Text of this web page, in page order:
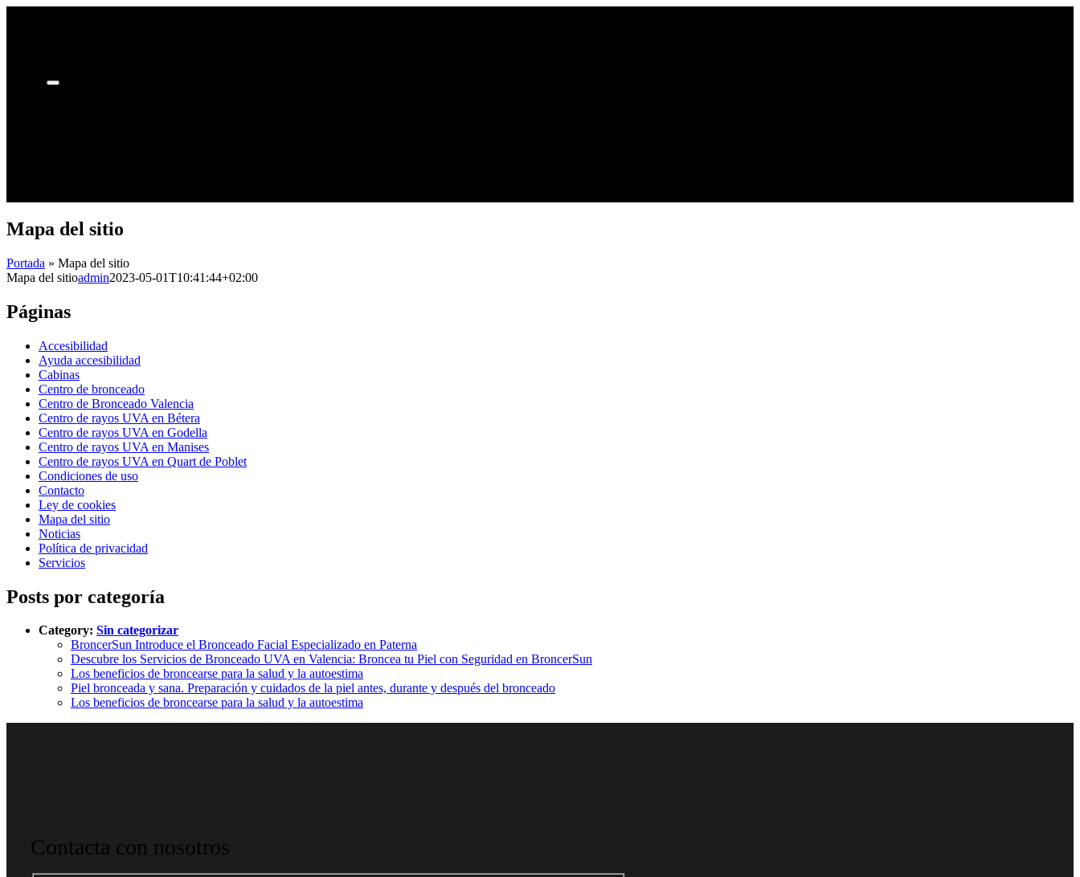
Toggle
Mapa del sitio
Portada » Mapa del sitio
Mapa del sitioadmin2023-05-01T10:41:44+02:00
Páginas
Accesibilidad
Ayuda accesibilidad
Cabinas
Centro de bronceado
Centro de Bronceado Valencia
Centro de rayos UVA en Bétera
Centro de rayos UVA en Godella
Centro de rayos UVA en Manises
Centro de rayos UVA en Quart de Poblet
Condiciones de uso
Contacto
Ley de cookies
Mapa del sitio
Noticias
Política de privacidad
Servicios
Posts por categoría
Category: Sin categorizar
BroncerSun Introduce el Bronceado Facial Especializado en Paterna
Descubre los Servicios de Bronceado UVA en Valencia: Broncea tu Piel con Seguridad en BroncerSun
Los beneficios de broncearse para la salud y la autoestima
Piel bronceada y sana. Preparación y cuidados de la piel antes, durante y después del bronceado
Los beneficios de broncearse para la salud y la autoestima
Contacta con nosotros